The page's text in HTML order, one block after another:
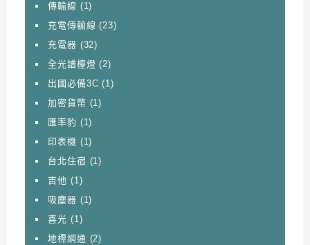
傳輸線 (1)
充電傳輸線 (23)
充電器 (32)
全光譜檯燈 (2)
出國必備3C (1)
加密貨幣 (1)
匯率豹 (1)
印表機 (1)
台北住宿 (1)
吉他 (1)
吸塵器 (1)
喜光 (1)
地標網通 (2)